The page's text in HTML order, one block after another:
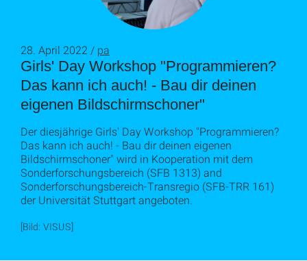
Girls' Day Workshop "Programmieren?
Das kann ich auch! - Bau dir deinen
eigenen Bildschirmschoner"
28. April 2022 / pa
Der diesjährige Girls' Day Workshop "Programmieren?
Das kann ich auch! - Bau dir deinen eigenen
Bildschirmschoner" wird in Kooperation mit dem
Sonderforschungsbereich (SFB 1313) and
Sonderforschungsbereich-Transregio (SFB-TRR 161)
der Universität Stuttgart angeboten.
[Bild: VISUS]